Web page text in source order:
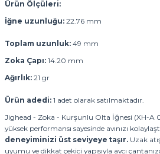
Ürün Ölçüleri:
İğne uzunluğu: 22.76 mm
Toplam uzunluk: 49 mm
Zoka Çapı: 14.20 mm
Ağırlık: 21 gr
Ürün adedi: 1 adet olarak satılmaktadır.
Jighead - Zoka - Kurşunlu Olta İğnesi (XH-A
yüksek performansı sayesinde avınızı
deneyiminizi üst seviyeye taşır. Uzak
uyumu ve dikkat çekici yapısıyla avcı